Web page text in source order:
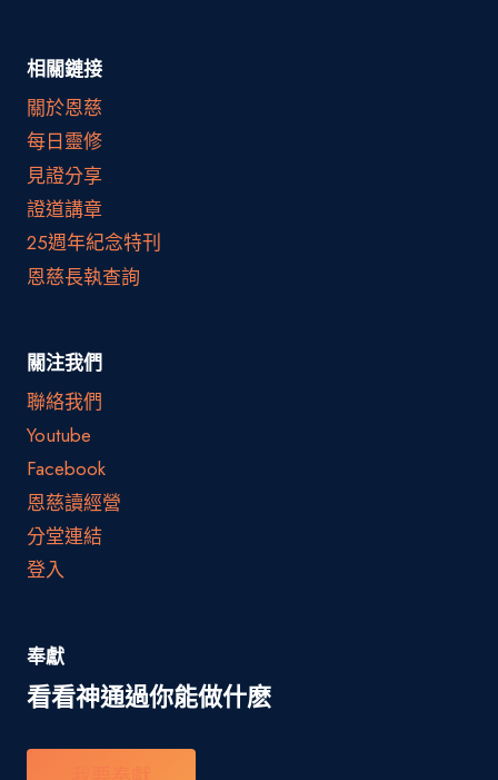
相關鏈接
關於恩慈
每日靈修
見證分享
證道講章
25週年紀念特刊
恩慈長執查詢
關注我們
聯絡我們
Youtube
Facebook
恩慈讀經營
分堂連結
登入
奉獻
看看神通過你能做什麽